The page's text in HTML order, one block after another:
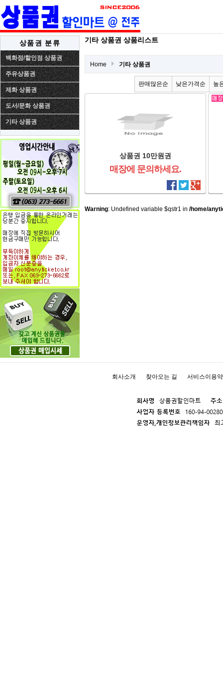
상품권 분류
백화점/할인점 상품권
주유상품권
제화 상품권
도서/문화 상품권
기타 상품권
기타 상품권 상품리스트
Home 기타 상품권
판매많은순 낮은가격순 높
상품권 10만원권
매장에 문의하세요.
Warning: Undefined variable $qstr1 in /home/
회사소개 찾아오는 길 서비스이용